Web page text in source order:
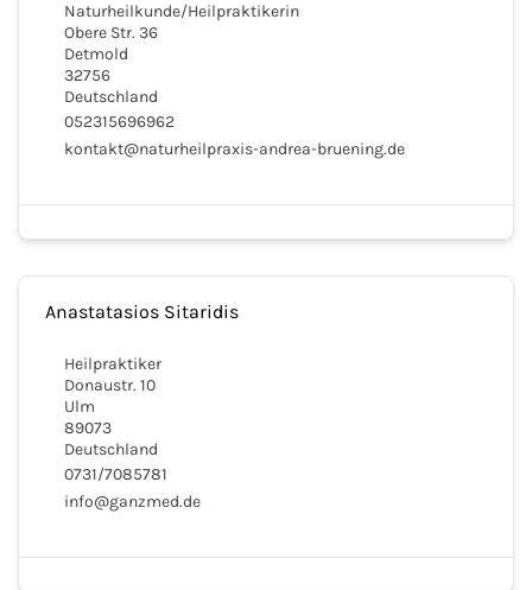
Naturheilkunde/Heilpraktikerin
Obere Str. 36
Detmold
32756
Deutschland
052315696962
kontakt@naturheilpraxis-andrea-bruening.de
Anastatasios Sitaridis
Heilpraktiker
Donaustr. 10
Ulm
89073
Deutschland
0731/7085781
info@ganzmed.de